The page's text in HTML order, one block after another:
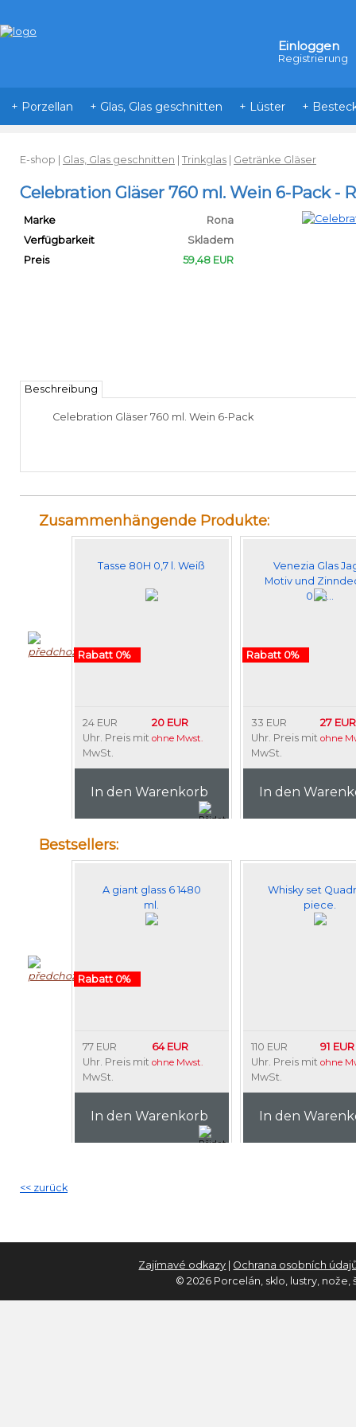
Einloggen
Registrierung
E-shop Glas, Glas geschnitten Trinkglas Getränke Gläser
Celebration Gläser 760 ml. Wein 6-Pack -
Marke
Rona
Verfügbarkeit
Skladem
Preis
59,48 EUR
Beschreibung
Celebration Gläser 760 ml . Wein 6-Pack
Zusammenhängende Produkte:
Tasse 80H 0,7 l. Weiß
Rabatt 0%
24 EUR
Uhr. Preis mit
MwSt.
20 EUR
ohne Mwst.
In den Warenkorb
Venezia Glas
Motiv und
0,25…
Rabatt 0%
33 EUR
Uhr. Preis mit
MwSt.
27 EUR
ohne
In den
Bestsellers:
A giant glass 6 1480
ml.
Rabatt 0%
77 EUR
Uhr. Preis mit
MwSt.
64 EUR
ohne Mwst.
In den Warenkorb
Whisky set
piece.
110 EUR
Uhr. Preis mit
MwSt.
91 EUR
ohne
In den
<< zurück
+ Porzellan + Glas, Glas geschnitten + Lüster +
Zajímavé odkazy
Ochrana osobních
© 2026 Porcelán, sklo, lustry,